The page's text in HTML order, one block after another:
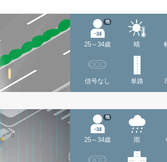
25～34歳
他
晴
信号なし 単路
25～34歳
他
雨